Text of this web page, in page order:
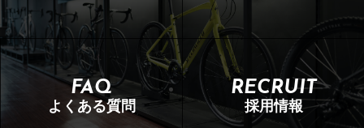
FAQ
よくある質問
RECRUIT
採用情報